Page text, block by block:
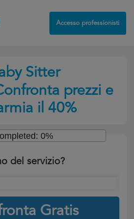
Accesso professionisti
Sitter
prezzi e
il 40%
del servizio?
Gratis
0%